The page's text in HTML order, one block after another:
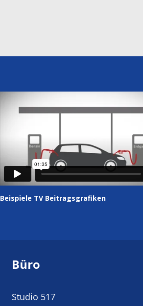
Beispiele TV Beitragsgrafiken
Büro
Studio 517